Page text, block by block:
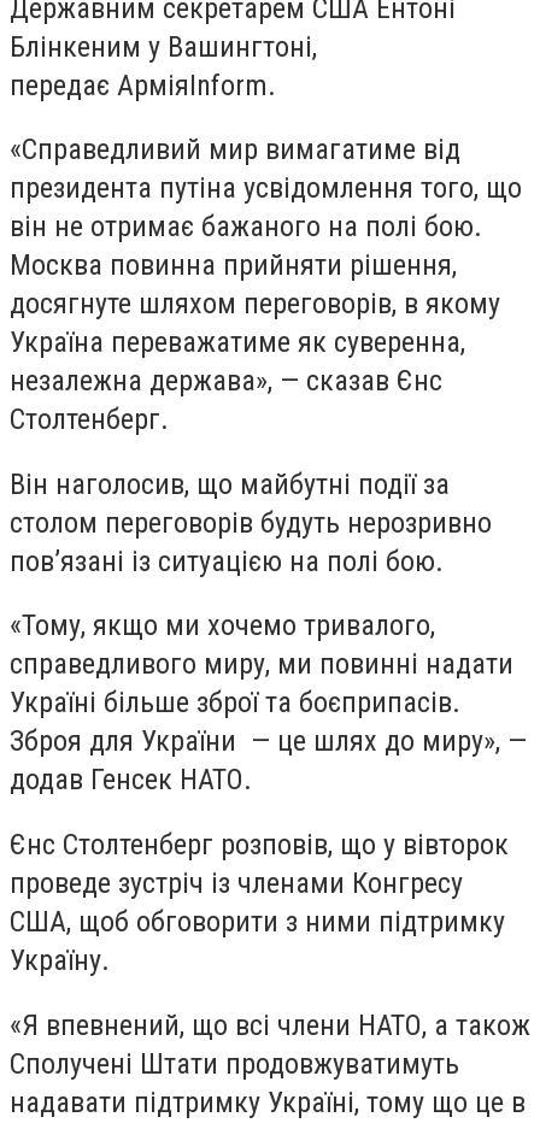
Державним секретарем США Ентоні
Блінкеним у Вашингтоні,
передає АрміяInform.
«Справедливий мир вимагатиме від
президента путіна усвідомлення того, що
він не отримає бажаного на полі бою.
Москва повинна прийняти рішення,
досягнуте шляхом переговорів, в якому
Україна переважатиме як суверенна,
незалежна держава», — сказав Єнс
Столтенберг.
Він наголосив, що майбутні події за
столом переговорів будуть нерозривно
пов’язані із ситуацією на полі бою.
«Тому, якщо ми хочемо тривалого,
справедливого миру, ми повинні надати
Україні більше зброї та боєприпасів.
Зброя для України — це шлях до миру», —
додав Генсек НАТО.
Єнс Столтенберг розповів, що у вівторок
проведе зустріч із членами Конгресу
США, щоб обговорити з ними підтримку
Україну.
«Я впевнений, що всі члени НАТО, а також
Сполучені Штати продовжуватимуть
надавати підтримку Україні, тому що це в